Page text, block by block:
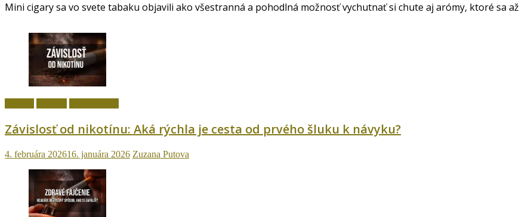
Mini cigary sa vo svete tabaku objavili ako všestranná a pohodlná možnosť vychutnať si chute aj arómy, ktoré sa až
Závislosť od nikotínu: Aká rýchla je cesta od prvého šluku k návyku?
4. februára 202616. januára 2026 Zuzana Putova